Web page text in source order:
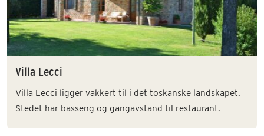
Villa Lecci
Villa Lecci ligger vakkert til i det toskanske landskapet.
Stedet har basseng og gangavstand til restaurant.